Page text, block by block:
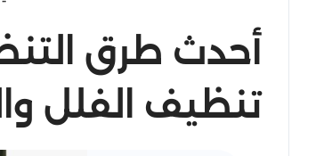
أحدث طرق
تنظيف الفلل